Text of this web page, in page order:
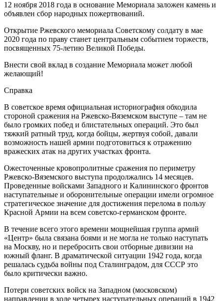
12 ноября 2018 года в основание Мемориала заложен камень и
объявлен сбор народных пожертвований.
Открытие Ржевского мемориала Советскому солдату в мае
2020 года по праву станет центральным событием торжеств,
посвященных 75-летию Великой Победы.
Внести свой вклад в создание Мемориала может любой
желающий!
Справка
В советское время официальная историография обходила
стороной сражения на Ржевско-Вяземском выступе – там не
было громких побед и блистательных операций. Это был
тяжкий ратный труд, когда бойцы, жертвуя собой, давали
возможность нашей армии подготовиться к отражению
вражеских атак на других участках фронта.
Ожесточенные кровопролитные сражения по периметру
Ржевско-Вяземского выступа продолжались 14 месяцев.
Проведенные войсками Западного и Калининского фронтов
наступательные и оборонительные операции имели огромное
стратегическое значение для достижения перелома в пользу
Красной Армии на всем советско-германском фронте.
В течение всего этого времени мощнейшая группа армий
«Центр» была связана боями и не могла не только наступать
на Москву, но и перебросить свои отборные дивизии на
южный фланг. В драматической ситуации 1942 года, когда
решалась судьба войны под Сталинградом, для СССР это
было критически важно.
Потери советских войск на Западном (московском)
направлении в ходе четырех наступательных операций в 1942